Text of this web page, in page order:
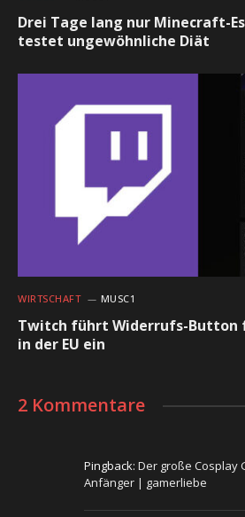
Drei Tage lang nur Minecraft-
testet ungewöhnliche Diät
WIRTSCHAFT MUSC1
Twitch führt Widerrufs-Button
in der EU ein
2 Kommentare
Pingback: Der große Cosplay
Anfänger | gamerliebe